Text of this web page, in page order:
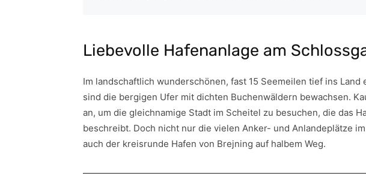
Liebevolle Hafenanlage am
Im landschaftlich wunderschönen, fast 15 Seemeilen tief ins
sind die bergigen Ufer mit dichten Buchenwäldern bewachsen.
an, um die gleichnamige Stadt im Scheitel zu besuchen, die das
beschreibt. Doch nicht nur die vielen Anker- und Anlandeplätze
auch der kreisrunde Hafen von Brejning auf halbem Weg.